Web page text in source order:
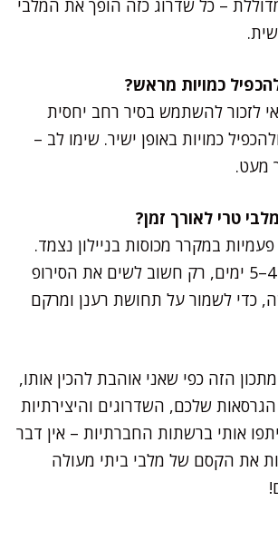
– כל שדרוג כזה הופך את המלבי
לזכור להשתמש בסיר רחב יחסית
כמויות באופן ישיר. שימו לב –
מעט.
במקרר מכוסות בניילון נצמד.
המלבי נשמר טרי 4–5 ימים, רק חשוב לשים את הסירופ
כדי לשמור על תחושת רענן ומרקם
הזה כפי שאני אוהבת להכין אותו,
שלכם, השדרוגים והיצירתיות
אותי ברשתות החברתיות – אין דבר
את הקסם של מלבי ביתי מעולה